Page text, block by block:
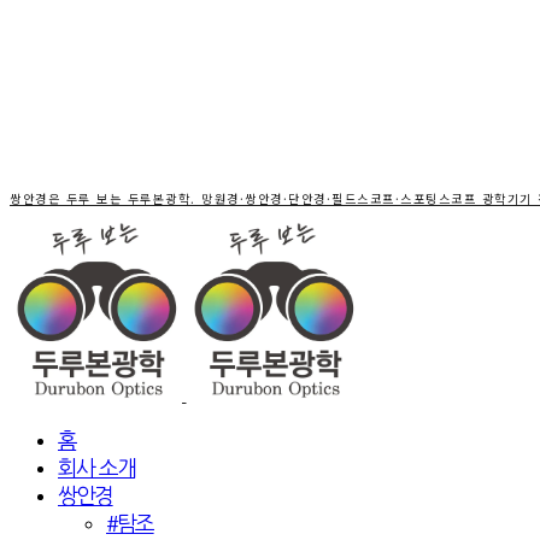
쌍안경은 두루 보는 두루본광학. 망원경·쌍안경·단안경·필드스코프·스포팅스코프 광학기기
홈
회사 소개
쌍안경
#탐조